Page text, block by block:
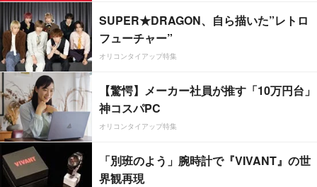
SUPER★DRAGON、自ら描いた”レトロ
フューチャー”
オリコンタイアップ特集
【驚愕】メーカー社員が推す「10万円台」
神コスパPC
オリコンタイアップ特集
「別班のよう」腕時計で『VIVANT』の世
界観再現